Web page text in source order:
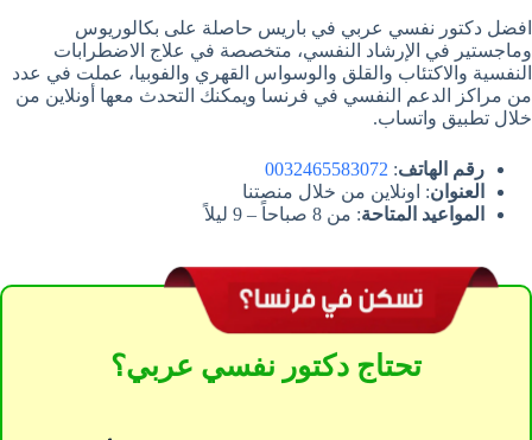
افضل دكتور نفسي عربي في باريس حاصلة على بكالوريوس
وماجستير في الإرشاد النفسي، متخصصة في علاج الاضطرابات
النفسية والاكتئاب والقلق والوسواس القهري والفوبيا، عملت في عدد
من مراكز الدعم النفسي في فرنسا ويمكنك التحدث معها أونلاين من
خلال تطبيق واتساب.
رقم الهاتف:
0032465583072
العنوان: اونلاين من خلال منصتنا
المواعيد المتاحة: من 8 صباحاً – 9 ليلاً
تحتاج دكتور نفسي عربي؟